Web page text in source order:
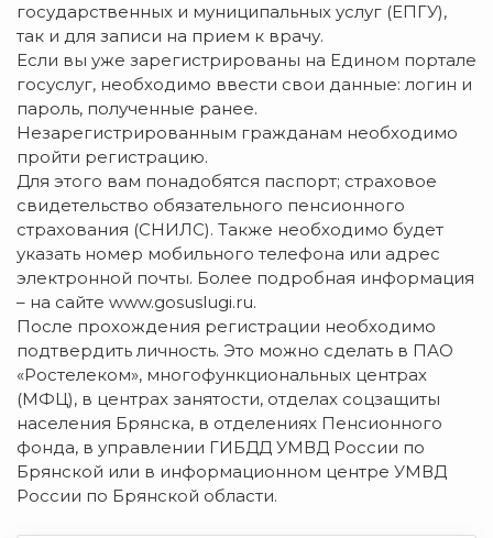
государственных и муниципальных услуг (ЕПГУ),
так и для записи на прием к врачу.
Если вы уже зарегистрированы на Едином портале
госуслуг, необходимо ввести свои данные: логин и
пароль, полученные ранее.
Незарегистрированным гражданам необходимо
пройти регистрацию.
Для этого вам понадобятся паспорт; страховое
свидетельство обязательного пенсионного
страхования (СНИЛС). Также необходимо будет
указать номер мобильного телефона или адрес
электронной почты. Более подробная информация
– на сайте www.gosuslugi.ru.
После прохождения регистрации необходимо
подтвердить личность. Это можно сделать в ПАО
«Ростелеком», многофункциональных центрах
(МФЦ), в центрах занятости, отделах соцзащиты
населения Брянска, в отделениях Пенсионного
фонда, в управлении ГИБДД УМВД России по
Брянской или в информационном центре УМВД
России по Брянской области.